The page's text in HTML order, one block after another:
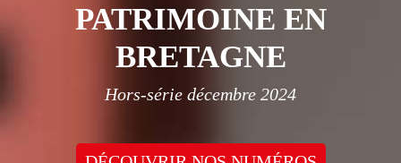
PATRIMOINE EN
BRETAGNE
Hors-série décembre 2024